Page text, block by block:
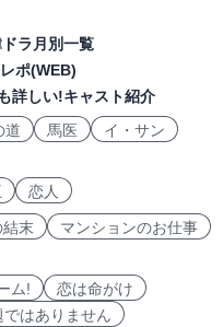
ラ月別一覧
ポ(WEB)
詳しい!キャスト紹介
道 馬医
イ・サン
恋人
結末
マンションのお仕事
ム!
恋は命がけ
はありません